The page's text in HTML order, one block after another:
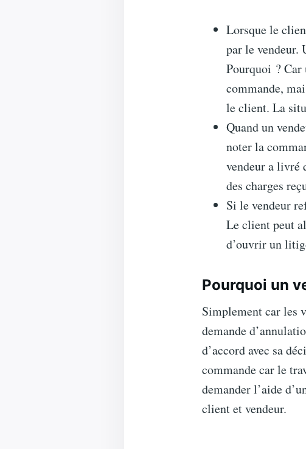
Lorsque le
par le vendeur.
Pourquoi ? Car
commande,
le client. La
Quand un
noter la
vendeur a livré
des charges
Si le vendeur
Le client peut
d’ouvrir un
Pourquoi un
Simplement car les
demande
d’accord avec sa
commande car le
demander l’aide
client et vendeur.